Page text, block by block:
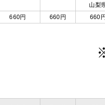
山梨
660円 660円 660
料